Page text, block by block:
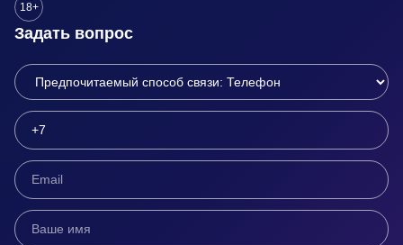
18+
Задать вопрос